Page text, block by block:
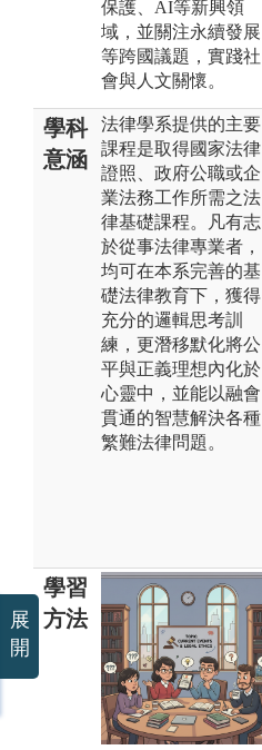
保護、AI等新興領
域，並關注永續發展
等跨國議題，實踐社
會與人文關懷。
學科
意涵
法律學系提供的主要
課程是取得國家法律
證照、政府公職或企
業法務工作所需之法
律基礎課程。凡有志
於從事法律專業者，
均可在本系完善的基
礎法律教育下，獲得
充分的邏輯思考訓
練，更潛移默化將公
平與正義理想內化於
心靈中，並能以融會
貫通的智慧解決各種
繁難法律問題。
學習
方法
展
開